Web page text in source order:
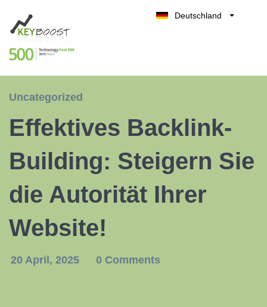
Deutschland
España
Uncategorized
Effektives Backlink-
Building: Steigern Sie
die Autorität Ihrer
Website!
20 April, 2025 0 Comments